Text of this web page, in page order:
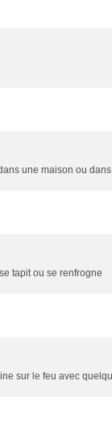
une maison ou
tapit ou se renfrogne
sur le feu avec